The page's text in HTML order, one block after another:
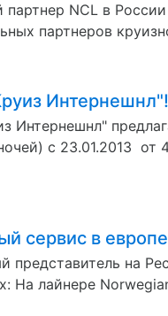
NCL в
партнеров
Интернешнл"!
Интернешнл"
с 23.01.2013
сервис в
представитель на
На лайнере